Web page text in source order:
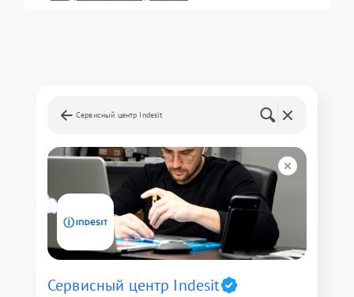
Сервисный центр Indesit
Сервисный центр Indesit